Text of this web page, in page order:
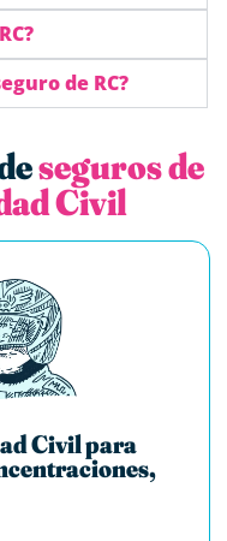
de RC?
seguros de
Civil
Civil para